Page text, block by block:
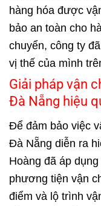
hàng hóa được
bảo an toàn cho
chuyển, công ty
vị thế của mình
Giải pháp vận
Đà Nẵng hiệu
Để đảm bảo việc
Đà Nẵng diễn ra
Hoàng đã áp
phương tiện vận
điểm và lộ trình